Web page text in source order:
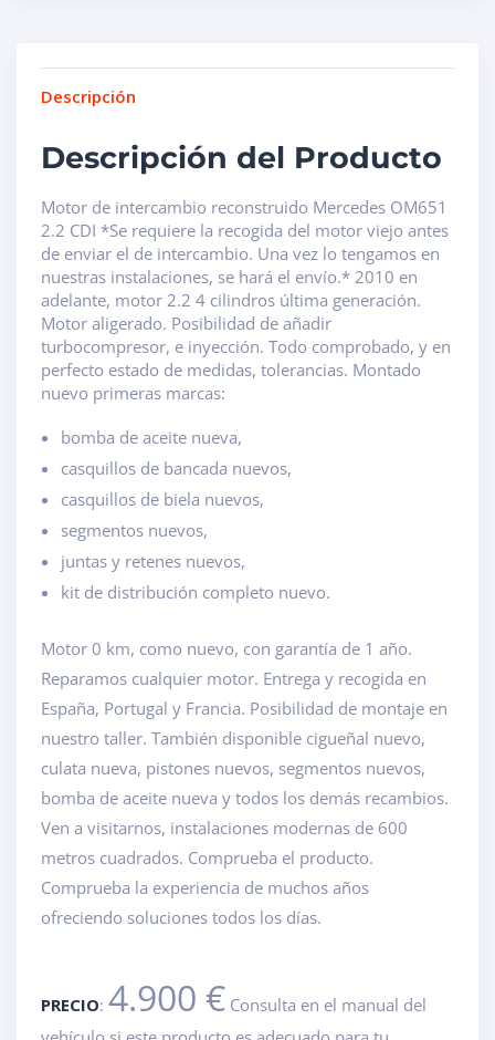
Descripción
Descripción del Producto
Motor de intercambio reconstruido Mercedes OM651
2.2 CDI *Se requiere la recogida del motor viejo antes
de enviar el de intercambio. Una vez lo tengamos en
nuestras instalaciones, se hará el envío.* 2010 en
adelante, motor 2.2 4 cilindros última generación.
Motor aligerado. Posibilidad de añadir
turbocompresor, e inyección. Todo comprobado, y en
perfecto estado de medidas, tolerancias. Montado
nuevo primeras marcas:
bomba de aceite nueva,
casquillos de bancada nuevos,
casquillos de biela nuevos,
segmentos nuevos,
juntas y retenes nuevos,
kit de distribución completo nuevo.
Motor 0 km, como nuevo, con garantía de 1 año.
Reparamos cualquier motor. Entrega y recogida en
España, Portugal y Francia. Posibilidad de montaje en
nuestro taller. También disponible cigueñal nuevo,
culata nueva, pistones nuevos, segmentos nuevos,
bomba de aceite nueva y todos los demás recambios.
Ven a visitarnos, instalaciones modernas de 600
metros cuadrados. Comprueba el producto.
Comprueba la experiencia de muchos años
ofreciendo soluciones todos los días.
PRECIO: 4.900 € Consulta en el manual del